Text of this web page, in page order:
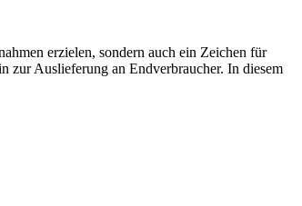
erzielen, sondern auch ein Zeichen für
zur Auslieferung an Endverbraucher. In diesem